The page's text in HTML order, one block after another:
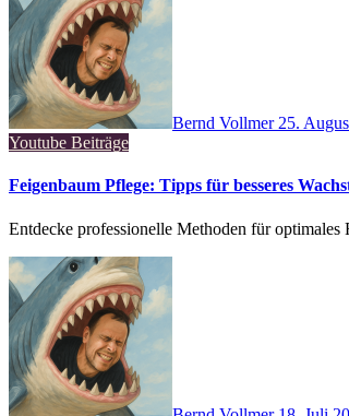
Bernd Vollmer 25.
Youtube Beiträge
Feigenbaum Pflege: Tipps für besseres
Entdecke professionelle Methoden für